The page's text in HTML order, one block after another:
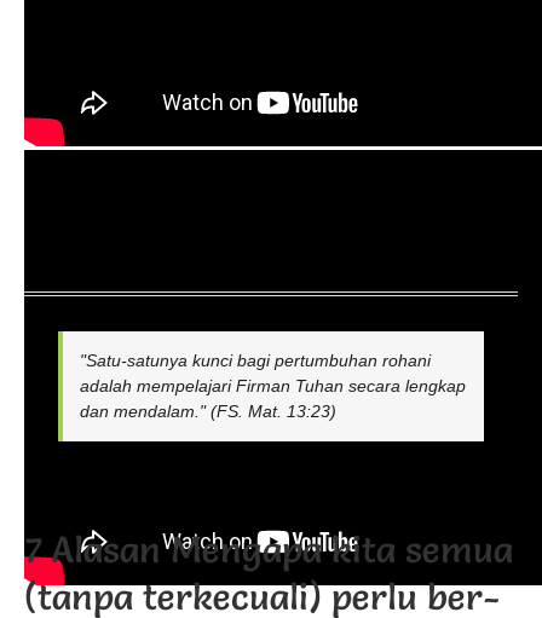
"Satu-satunya kunci bagi pertumbuhan rohani
adalah mempelajari Firman Tuhan secara lengkap
dan mendalam." (FS. Mat. 13:23)
7 Alasan Mengapa kita semua
(tanpa terkecuali) perlu ber-